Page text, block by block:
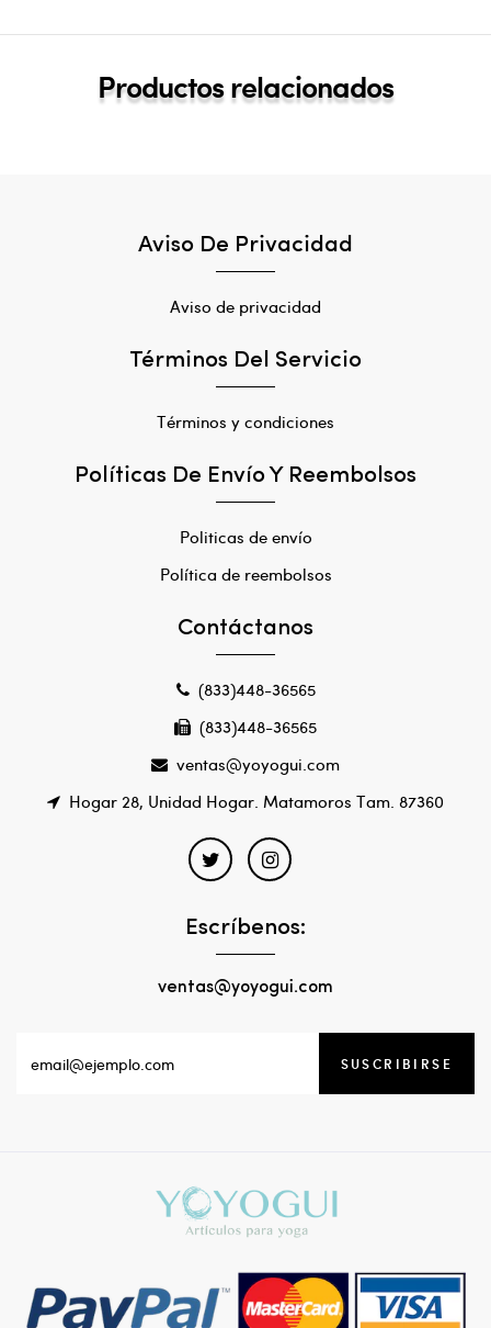
Productos relacionados
Aviso De Privacidad
Aviso de privacidad
Términos Del Servicio
Términos y condiciones
Políticas De Envío Y Reembolsos
Politicas de envío
Política de reembolsos
Contáctanos
(833)448-36565
(833)448-36565
ventas@yoyogui.com
Hogar 28, Unidad Hogar. Matamoros Tam. 87360
Escríbenos:
ventas@yoyogui.com
SUSCRIBIRSE